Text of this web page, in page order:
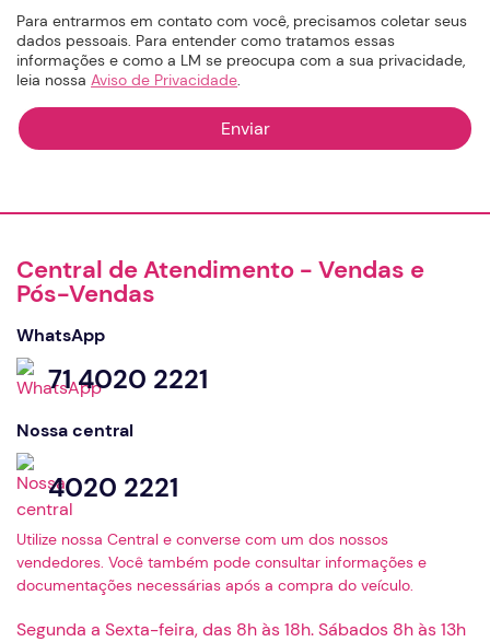
Para entrarmos em contato com você, precisamos coletar seus
dados pessoais. Para entender como tratamos essas
informações e como a LM se preocupa com a sua privacidade,
leia nossa Aviso de Privacidade.
Central de Atendimento - Vendas e
Pós-Vendas
WhatsApp
71 4020 2221
Nossa central
4020 2221
Utilize nossa Central e converse com um dos nossos
vendedores. Você também pode consultar informações e
documentações necessárias após a compra do veículo.
Segunda a Sexta-feira, das 8h às 18h. Sábados 8h às 13h